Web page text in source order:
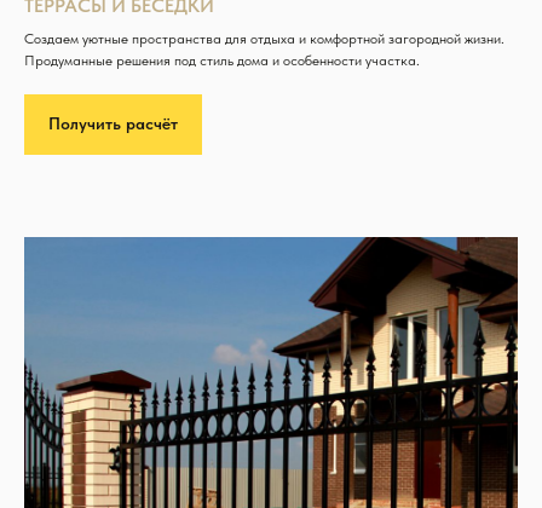
ТЕРРАСЫ И БЕСЕДКИ
Создаем уютные пространства для отдыха и комфортной загородной жизни.
Продуманные решения под стиль дома и особенности участка.
Получить расчёт